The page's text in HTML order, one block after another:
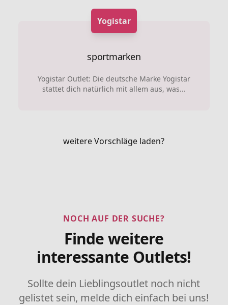
Yogistar
sportmarken
Yogistar Outlet: Die deutsche Marke Yogistar
stattet dich natürlich mit allem aus, was...
weitere Vorschläge laden?
NOCH AUF DER SUCHE?
Finde weitere
interessante Outlets!
Sollte dein Lieblingsoutlet noch nicht
gelistet sein, melde dich einfach bei uns!